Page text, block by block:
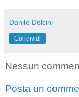
Danilo Dolcini
Condividi
Nessun
Posta un